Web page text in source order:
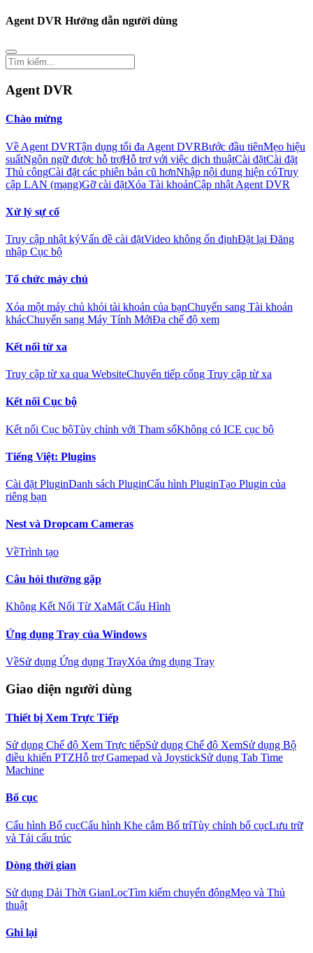
Agent DVR Hướng dẫn người dùng
Agent DVR
Chào mừng
Về Agent DVRTận dụng tối đa Agent DVRBước đầu tiênMẹo hiệu
suấtNgôn ngữ được hỗ trợHỗ trợ với việc dịch thuậtCài đặtCài đặt
Thủ côngCài đặt các phiên bản cũ hơnNhập nội dung hiện cóTruy
cập LAN (mạng)Gỡ cài đặtXóa Tài khoảnCập nhật Agent DVR
Xử lý sự cố
Truy cập nhật kýVấn đề cài đặtVideo không ổn địnhĐặt lại Đăng
nhập Cục bộ
Tổ chức máy chủ
Xóa một máy chủ khỏi tài khoản của bạnChuyển sang Tài khoản
khácChuyển sang Máy Tính MớiĐa chế độ xem
Kết nối từ xa
Truy cập từ xa qua WebsiteChuyển tiếp cổng Truy cập từ xa
Kết nối Cục bộ
Kết nối Cục bộTùy chỉnh với Tham sốKhông có ICE cục bộ
Tiếng Việt: Plugins
Cài đặt PluginDanh sách PluginCấu hình PluginTạo Plugin của
riêng bạn
Nest và Dropcam Cameras
VềTrình tạo
Câu hỏi thường gặp
Không Kết Nối Từ XaMất Cấu Hình
Ứng dụng Tray của Windows
VềSử dụng Ứng dụng TrayXóa ứng dụng Tray
Giao diện người dùng
Thiết bị Xem Trực Tiếp
Sử dụng Chế độ Xem Trực tiếpSử dụng Chế độ XemSử dụng Bộ
điều khiển PTZHỗ trợ Gamepad và JoystickSử dụng Tab Time
Machine
Bố cục
Cấu hình Bố cụcCấu hình Khe cắm Bố tríTùy chỉnh bố cụcLưu trữ
và Tải cấu trúc
Dòng thời gian
Sử dụng Dải Thời GianLọcTìm kiếm chuyển độngMẹo và Thủ
thuật
Ghi lại